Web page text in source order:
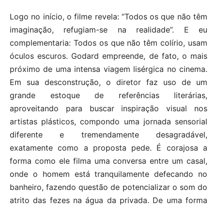
Logo no início, o filme revela: “Todos os que não têm
imaginação, refugiam-se na realidade”. E eu
complementaria: Todos os que não têm colírio, usam
óculos escuros. Godard empreende, de fato, o mais
próximo de uma intensa viagem lisérgica no cinema.
Em sua desconstrução, o diretor faz uso de um
grande estoque de referências literárias,
aproveitando para buscar inspiração visual nos
artistas plásticos, compondo uma jornada sensorial
diferente e tremendamente desagradável,
exatamente como a proposta pede. É corajosa a
forma como ele filma uma conversa entre um casal,
onde o homem está tranquilamente defecando no
banheiro, fazendo questão de potencializar o som do
atrito das fezes na água da privada. De uma forma